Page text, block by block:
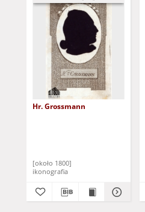
Hr. Grossmann
[około 1800]
ikonografia